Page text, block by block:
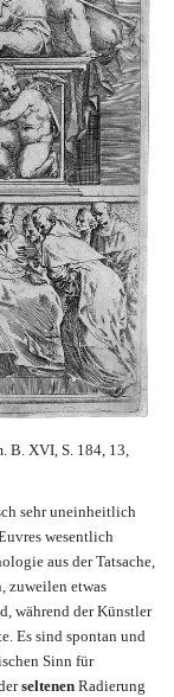
B. XVI, S. 184, 13,
sehr uneinheitlich
wesentlich
aus der Tatsache,
zuweilen etwas
während der Künstler
Es sind spontan und
Sinn für
seltenen Radierung